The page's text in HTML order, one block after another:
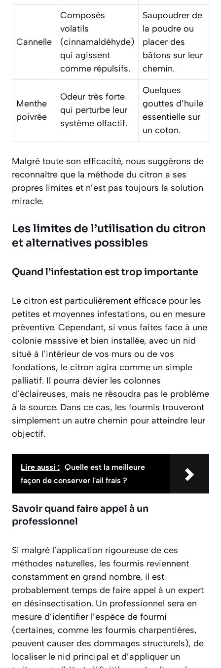
Cannelle
Composés
volatils
(cinnamaldéhyde)
qui agissent
comme répulsifs.
Saupoudrer de
la poudre ou
placer des
bâtons sur leur
chemin.
Menthe
poivrée
Odeur très forte
qui perturbe leur
système olfactif.
Quelques
gouttes d’huile
essentielle sur
un coton.
Malgré toute son efficacité, nous suggérons de
reconnaître que la méthode du citron a ses
propres limites et n’est pas toujours la solution
miracle.
Les limites de l’utilisation du citron
et alternatives possibles
Quand l’infestation est trop importante
Le citron est particulièrement efficace pour les
petites et moyennes infestations, ou en mesure
préventive. Cependant, si vous faites face à une
colonie massive et bien installée, avec un nid
situé à l’intérieur de vos murs ou de vos
fondations, le citron agira comme un simple
palliatif. Il pourra dévier les colonnes
d’éclaireuses, mais ne résoudra pas le problème
à la source. Dans ce cas, les fourmis trouveront
simplement un autre chemin pour atteindre leur
objectif.
Lire aussi : Quelle est la meilleure
façon de conserver l'ail frais ?
Savoir quand faire appel à un
professionnel
Si malgré l’application rigoureuse de ces
méthodes naturelles, les fourmis reviennent
constamment en grand nombre, il est
probablement temps de faire appel à un expert
en désinsectisation. Un professionnel sera en
mesure d’identifier l’espèce de fourmi
(certaines, comme les fourmis charpentières,
peuvent causer des dommages structurels), de
localiser le nid principal et d’appliquer un